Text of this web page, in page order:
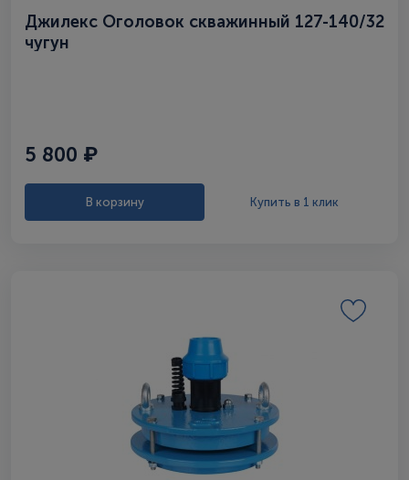
Джилекс Оголовок скважинный 127-140/32
чугун
5 800 ₽
В корзину Купить в 1 клик